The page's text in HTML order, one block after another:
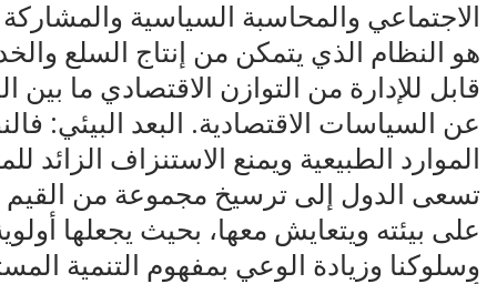
الاجتماعي والمحاسبة السياسية
هو النظام الذي يتمكن من إنتاج السلع
قابل للإدارة من التوازن الاقتصادي ما بين
عن السياسات الاقتصادية. البعد البيئي:
الموارد الطبيعية ويمنع الاستنزاف الزائد
تسعى الدول إلى ترسيخ مجموعة من
على بيئته ويتعايش معها، بحيث يجعلها
وسلوكنا وزيادة الوعي بمفهوم التنمية